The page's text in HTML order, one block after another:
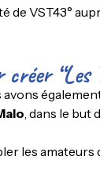
de VST43°
“Les
, dans le
les